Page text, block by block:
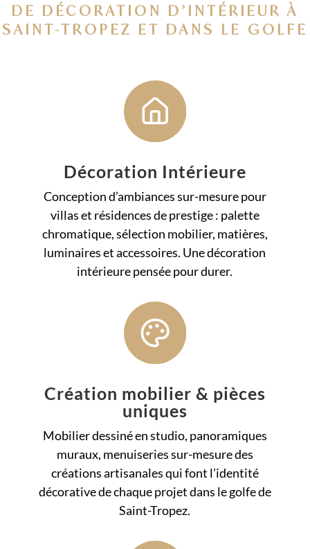
DE DÉCORATION D’INTÉRIEUR À
SAINT-TROPEZ ET DANS LE GOLFE
Décoration Intérieure
Conception d’ambiances sur-mesure pour
villas et résidences de prestige : palette
chromatique, sélection mobilier, matières,
luminaires et accessoires. Une décoration
intérieure pensée pour durer.
Création mobilier & pièces
uniques
Mobilier dessiné en studio, panoramiques
muraux, menuiseries sur-mesure des
créations artisanales qui font l’identité
décorative de chaque projet dans le golfe de
Saint-Tropez.